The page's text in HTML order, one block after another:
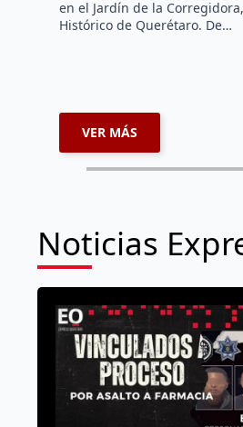
en el Jardín de la
Histórico de Querétaro. De…
VER MÁS
Noticias